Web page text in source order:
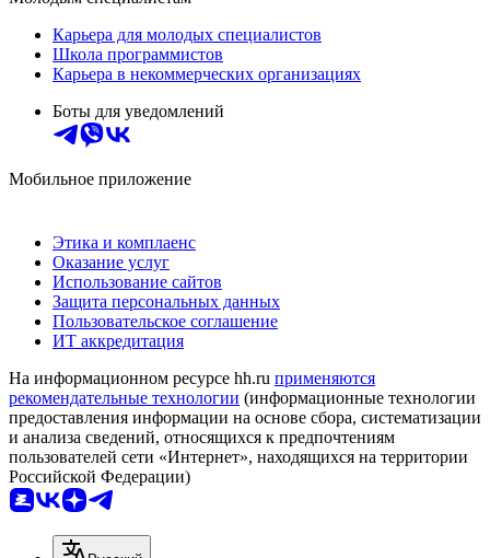
Карьера для молодых специалистов
Школа программистов
Карьера в некоммерческих организациях
Боты для уведомлений
Мобильное приложение
Этика и комплаенс
Оказание услуг
Использование сайтов
Защита персональных данных
Пользовательское соглашение
ИТ аккредитация
На информационном ресурсе hh.ru применяются
рекомендательные технологии (информационные технологии
предоставления информации на основе сбора, систематизации
и анализа сведений, относящихся к предпочтениям
пользователей сети «Интернет», находящихся на территории
Российской Федерации)